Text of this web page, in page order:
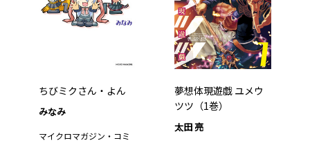
ちびミクさん・よん
みなみ
マイクロマガジン・コミ
夢想体現遊戯 ユメウ
ツツ（1巻）
太田 亮